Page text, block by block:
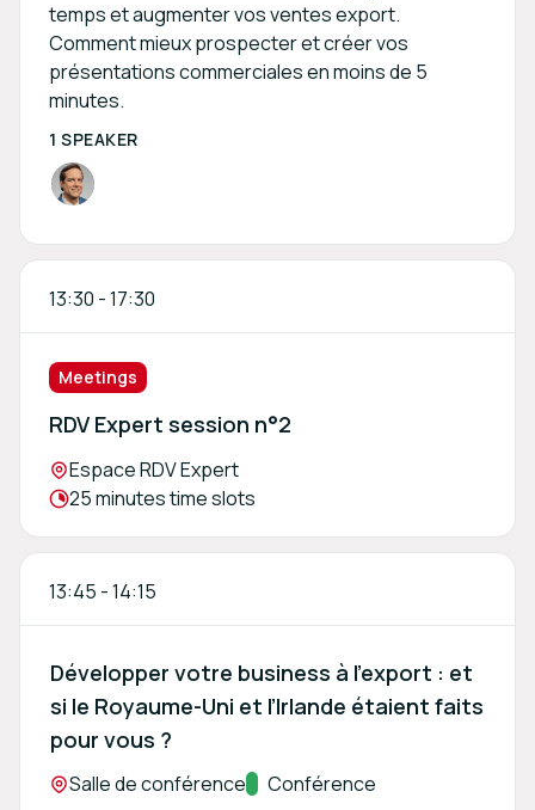
temps et augmenter vos ventes export.
Comment mieux prospecter et créer vos
présentations commerciales en moins de 5
minutes.
1 SPEAKER
13:30 -17:30
Meetings
RDV Expert session n°2
Location:
Espace RDV Expert
Meeting duration:
25 minutes time slots
13:45 -14:15
Développer votre business à l’export : et
si le Royaume-Uni et l’Irlande étaient faits
pour vous ?
Location:
Salle de conférenceTrack:
Conférence